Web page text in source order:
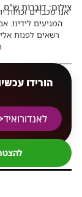
צילום: דוברות ש"ס
אנו מכבדים זכויות
המגיעים לידינו.
רשאים לפנות
הורידו
לאנדורואיד